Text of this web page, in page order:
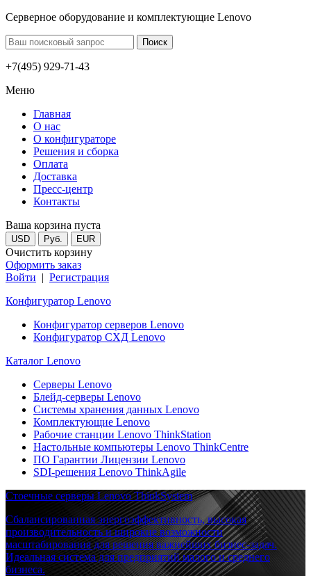
Серверное оборудование и комплектующие Lenovo
+7(495) 929-71-43
Меню
Главная
О нас
О конфигураторе
Решения и сборка
Оплата
Доставка
Пресс-центр
Контакты
Ваша корзина пуста
USD Руб. EUR
Очистить корзину
Оформить заказ
Войти | Регистрация
Конфигуратор Lenovo
Конфигуратор серверов Lenovo
Конфигуратор СХД Lenovo
Каталог Lenovo
Серверы Lenovo
Блейд-серверы Lenovo
Системы хранения данных Lenovo
Комплектующие Lenovo
Рабочие станции Lenovo ThinkStation
Настольные компьютеры Lenovo ThinkCentre
ПО Гарантии Лицензии Lenovo
SDI-решения Lenovo ThinkAgile
Стоечные серверы Lenovo ThinkSystem
Сбалансированная энергоэффективность, высокая
производительность и широкие возможности
масштабирования для решения важнейших бизнес-задач.
Идеальная система для предприятий малого и среднего
бизнеса.